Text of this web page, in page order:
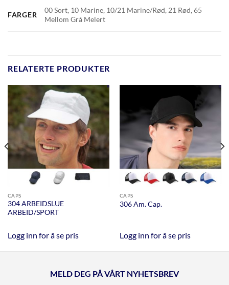
FARGER
00 Sort, 10 Marine, 10/21 Marine/Rød, 21 Rød, 65
Mellom Grå Melert
RELATERTE PRODUKTER
CAPS
304 ARBEIDSLUE
ARBEID/SPORT
Logg inn for å se pris
CAPS
306 Am. Cap.
Logg inn for å se pris
MELD DEG PÅ VÅRT NYHETSBREV